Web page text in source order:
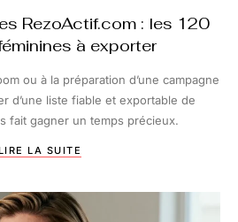
RezoActif.com : les 120
à exporter
ou à la préparation d’une campagne
d’une liste fiable et exportable de
fait gagner un temps précieux.
LA SUITE